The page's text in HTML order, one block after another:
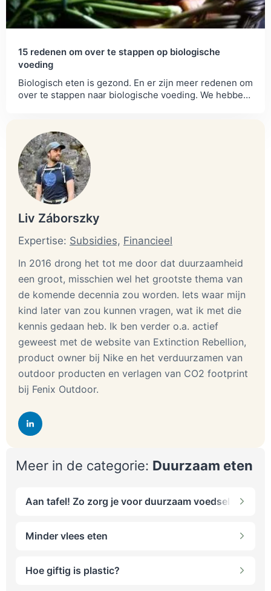
15 redenen om over te stappen op biologische
voeding
Biologisch eten is gezond. En er zijn meer redenen om
over te stappen naar biologische voeding. We hebben
Liv Záborszky
Expertise: Subsidies, Financieel
In 2016 drong het tot me door dat duurzaamheid
een groot, misschien wel het grootste thema van
de komende decennia zou worden. Iets waar mijn
kind later van zou kunnen vragen, wat ik met die
kennis gedaan heb. Ik ben verder o.a. actief
geweest met de website van Extinction Rebellion,
product owner bij Nike en het verduurzamen van
outdoor producten en verlagen van CO2 footprint
bij Fenix Outdoor.
Meer in de categorie: Duurzaam eten
Aan tafel! Zo zorg je voor duurzaam voedsel op
Minder vlees eten
Hoe giftig is plastic?